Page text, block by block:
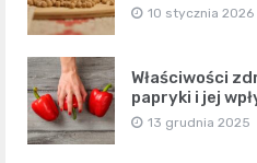
10 stycznia 2026
Właściwości
papryki i jej
13 grudnia 2025